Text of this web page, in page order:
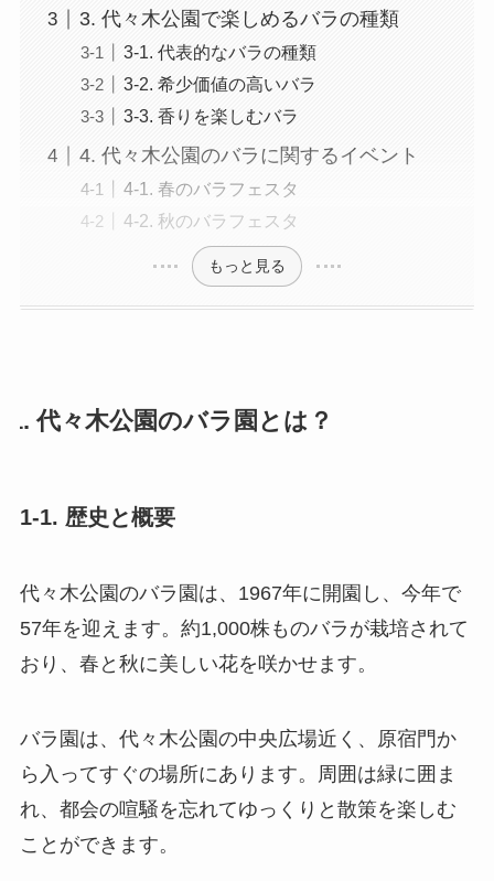
3. 代々木公園で楽しめるバラの種類
3-1. 代表的なバラの種類
3-2. 希少価値の高いバラ
3-3. 香りを楽しむバラ
4. 代々木公園のバラに関するイベント
4-1. 春のバラフェスタ
4-2. 秋のバラフェスタ
もっと見る
1. 代々木公園のバラ園とは？
1-1. 歴史と概要
代々木公園のバラ園は、1967年に開園し、今年で
57年を迎えます。約1,000株ものバラが栽培されて
おり、春と秋に美しい花を咲かせます。
バラ園は、代々木公園の中央広場近く、原宿門か
ら入ってすぐの場所にあります。周囲は緑に囲ま
れ、都会の喧騒を忘れてゆっくりと散策を楽しむ
ことができます。